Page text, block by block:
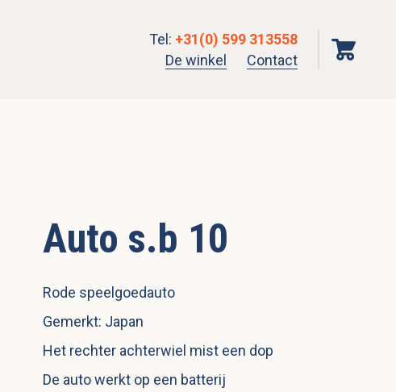
Tel: +31(0) 599 313558
De winkel
Contact
Auto s.b 10
Rode speelgoedauto
Gemerkt: Japan
Het rechter achterwiel mist een dop
De auto werkt op een batterij